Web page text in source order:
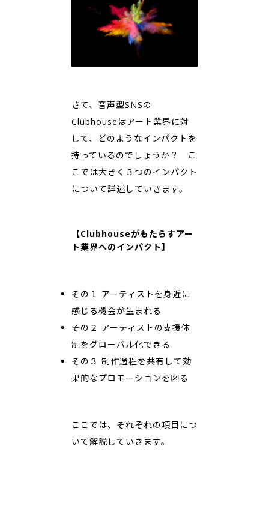
さて、音声型SNSの
Clubhouseはアート業界に対
して、どのようなインパクトを
持っているのでしょうか？ こ
こでは大きく３つのインパクト
について詳述していきます。
【Clubhouseがもたらすアー
ト業界へのインパクト】
その１ アーティストを身近に
感じる機会が生まれる
その２ アーティストの支援体
制をグローバル化できる
その３ 制作過程を共有して効
果的なプロモーションを図る
ここでは、それぞれの項目につ
いて解説していきます。